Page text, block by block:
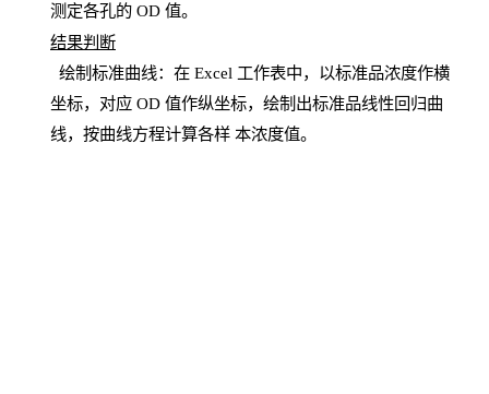
测定各孔的 OD 值。
结果判断
绘制标准曲线：在 Excel 工作表中，以标准品浓度作横
坐标，对应OD 值作纵坐标，绘制出标准品线性回归曲
线，按曲线方程计算各样 本浓度值。